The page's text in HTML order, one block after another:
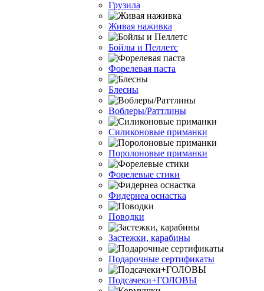
Грузила
Живая наживка
Бойлы и Пеллетс
Форелевая паста
Блесны
Воблеры/Раттлины
Силиконовые приманки
Поролоновые приманки
Форелевые стики
Фидернеа оснастка
Поводки
Застежки, карабины
Подарочные сертификаты
Подсачеки+ГОЛОВЫ